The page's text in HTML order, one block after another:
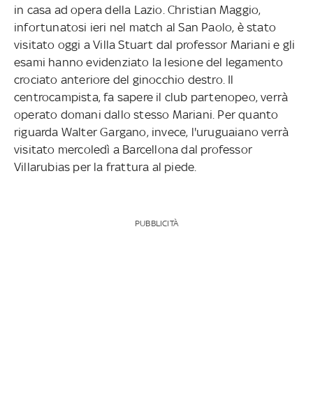
in casa ad opera della Lazio. Christian Maggio,
infortunatosi ieri nel match al San Paolo, è stato
visitato oggi a Villa Stuart dal professor Mariani e gli
esami hanno evidenziato la lesione del legamento
crociato anteriore del ginocchio destro. Il
centrocampista, fa sapere il club partenopeo, verrà
operato domani dallo stesso Mariani. Per quanto
riguarda Walter Gargano, invece, l'uruguaiano verrà
visitato mercoledì a Barcellona dal professor
Villarubias per la frattura al piede.
PUBBLICITÀ